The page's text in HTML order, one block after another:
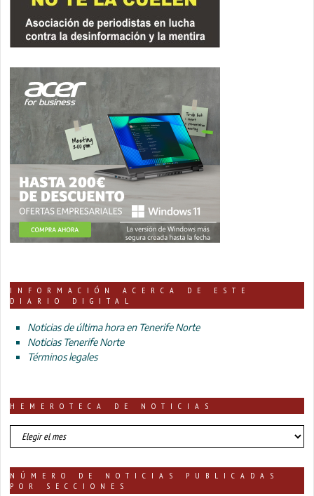
INFORMACIÓN ACERCA DE ESTE
DIARIO DIGITAL
Noticias de última hora en Tenerife Norte
Noticias Tenerife Norte
Términos legales
HEMEROTECA DE NOTICIAS
HEMEROTECA
DE
NÚMERO DE NOTICIAS PUBLICADAS
POR SECCIONES